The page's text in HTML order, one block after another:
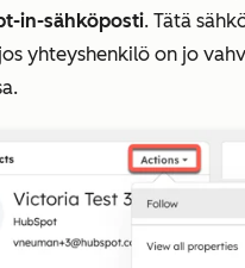
in-sähköposti. Tätä
yhteyshenkilö on jo